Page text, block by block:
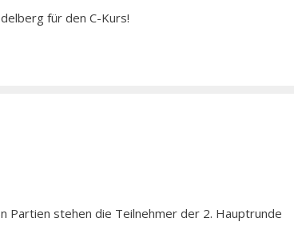
für den C-Kurs!
Partien stehen die Teilnehmer der 2. Hauptrunde